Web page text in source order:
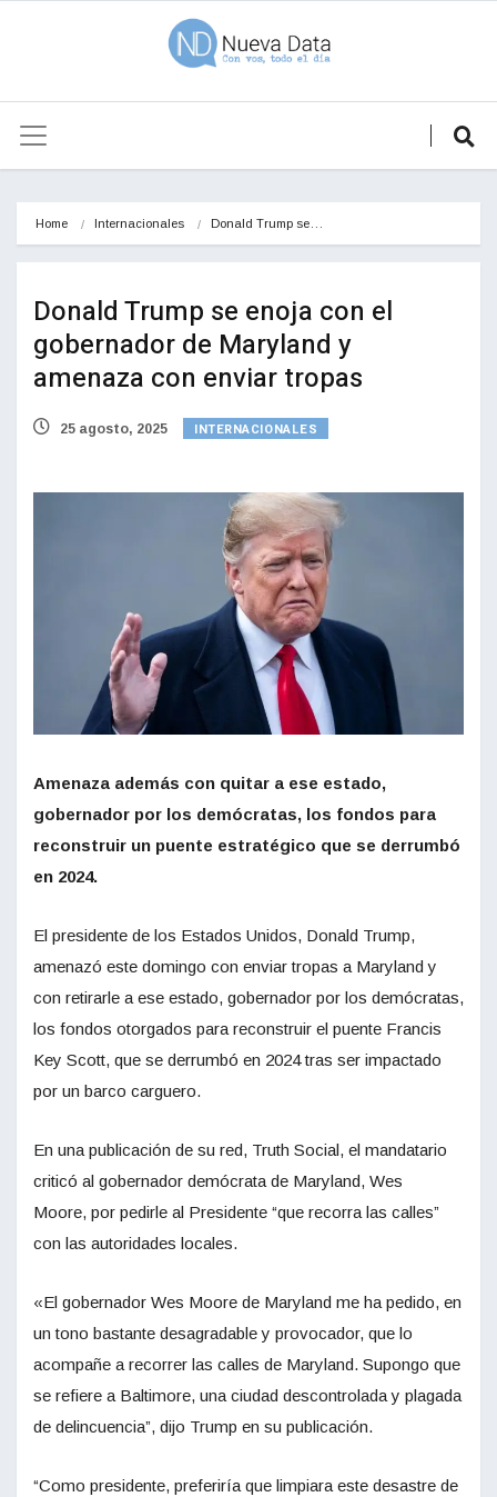
Home Internacionales Donald Trump se…
Donald Trump se enoja con el
gobernador de Maryland y
amenaza con enviar tropas
25 agosto, 2025 INTERNACIONALES
Amenaza además con quitar a ese estado,
gobernador por los demócratas, los fondos para
reconstruir un puente estratégico que se derrumbó
en 2024.
El presidente de los Estados Unidos, Donald Trump,
amenazó este domingo con enviar tropas a Maryland y
con retirarle a ese estado, gobernador por los demócratas,
los fondos otorgados para reconstruir el puente Francis
Key Scott, que se derrumbó en 2024 tras ser impactado
por un barco carguero.
En una publicación de su red, Truth Social, el mandatario
criticó al gobernador demócrata de Maryland, Wes
Moore, por pedirle al Presidente “que recorra las calles”
con las autoridades locales.
«El gobernador Wes Moore de Maryland me ha pedido, en
un tono bastante desagradable y provocador, que lo
acompañe a recorrer las calles de Maryland. Supongo que
se refiere a Baltimore, una ciudad descontrolada y plagada
de delincuencia”, dijo Trump en su publicación.
“Como presidente, preferiría que limpiara este desastre de